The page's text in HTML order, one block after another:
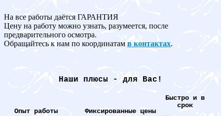
На все работы даётся ГАРАНТИЯ
Цену на работу можно узнать, разумеется, после
предварительного осмотра.
Обращайтесь к нам по координатам в контактах.
Наши плюсы - для Вас!
Опыт работы Фиксированные цены
Быстро и в
срок